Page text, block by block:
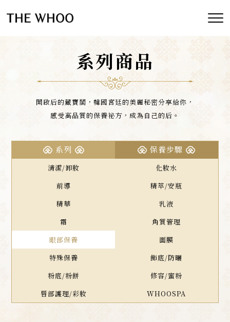
系列商品
開啟后的藏寶閣，韓國宮廷的美麗秘密分享給你，
感受高品質的保養祕方，成為自己的后。
系列 保養步驟
清潔/卸妝
化妝水
前導
精萃/安瓶
精華
乳液
霜
角質管理
眼部保養
面膜
特殊保養
飾底/防曬
粉底/粉餅
修容/蜜粉
唇部護理/彩妝
WHOOSPA